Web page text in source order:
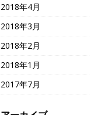
2018年4月
2018年3月
2018年2月
2018年1月
2017年7月